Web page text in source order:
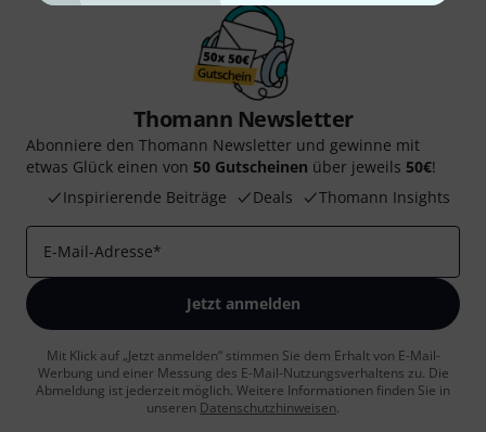
Thomann Newsletter
Abonniere den Thomann Newsletter und gewinne mit
etwas Glück einen von 50 Gutscheinen über jeweils 50€!
Inspirierende Beiträge
Deals Thomann Insights
E-Mail-Adresse*
Jetzt anmelden
Mit Klick auf „Jetzt anmelden“ stimmen Sie dem Erhalt von E-Mail-
Werbung und einer Messung des E-Mail-Nutzungsverhaltens zu. Die
Abmeldung ist jederzeit möglich. Weitere Informationen finden Sie in
unseren Datenschutzhinweisen.